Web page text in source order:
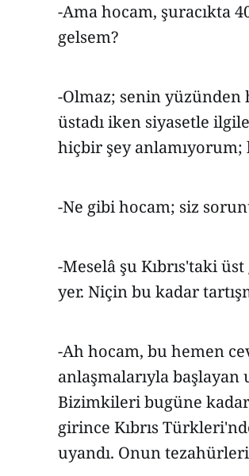
-Ama hocam, şuracıkta
gelsem?
-Olmaz; senin
üstadı iken siyasetle
hiçbir şey anlamıyorum;
-Ne gibi hocam; siz
-Meselâ şu Kıbrıs'taki
yer. Niçin bu kadar
-Ah hocam, bu hemen
anlaşmalarıyla
Bizimkileri bugüne kadar
girince Kıbrıs
uyandı. Onun